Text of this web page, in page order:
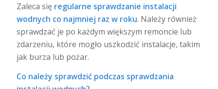
Zaleca się regularne sprawdzanie instalacji
wodnych co najmniej raz w roku. Należy również
sprawdzać je po każdym większym remoncie lub
zdarzeniu, które mogło uszkodzić instalacje, takim
jak burza lub pożar.
Co należy sprawdzić podczas sprawdzania